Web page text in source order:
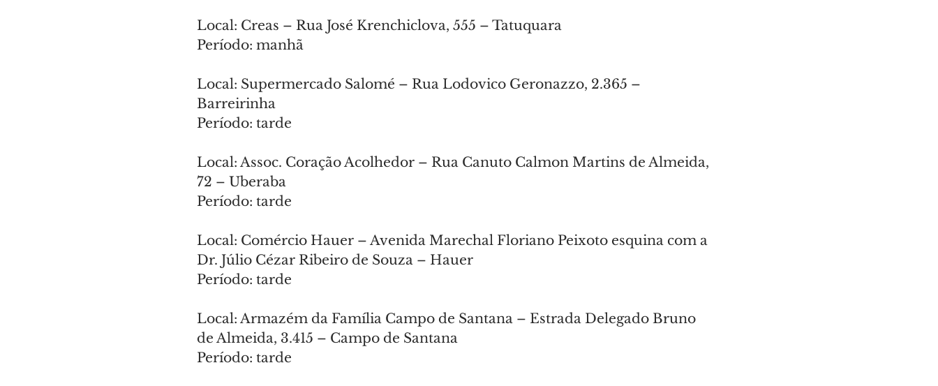
Local: Creas – Rua José Krenchiclova, 555 – Tatuquara
Período: manhã
Local: Supermercado Salomé – Rua Lodovico Geronazzo, 2.365 –
Barreirinha
Período: tarde
Local: Assoc. Coração Acolhedor – Rua Canuto Calmon Martins de Almeida,
72 – Uberaba
Período: tarde
Local: Comércio Hauer – Avenida Marechal Floriano Peixoto esquina com a
Dr. Júlio Cézar Ribeiro de Souza – Hauer
Período: tarde
Local: Armazém da Família Campo de Santana – Estrada Delegado Bruno
de Almeida, 3.415 – Campo de Santana
Período: tarde